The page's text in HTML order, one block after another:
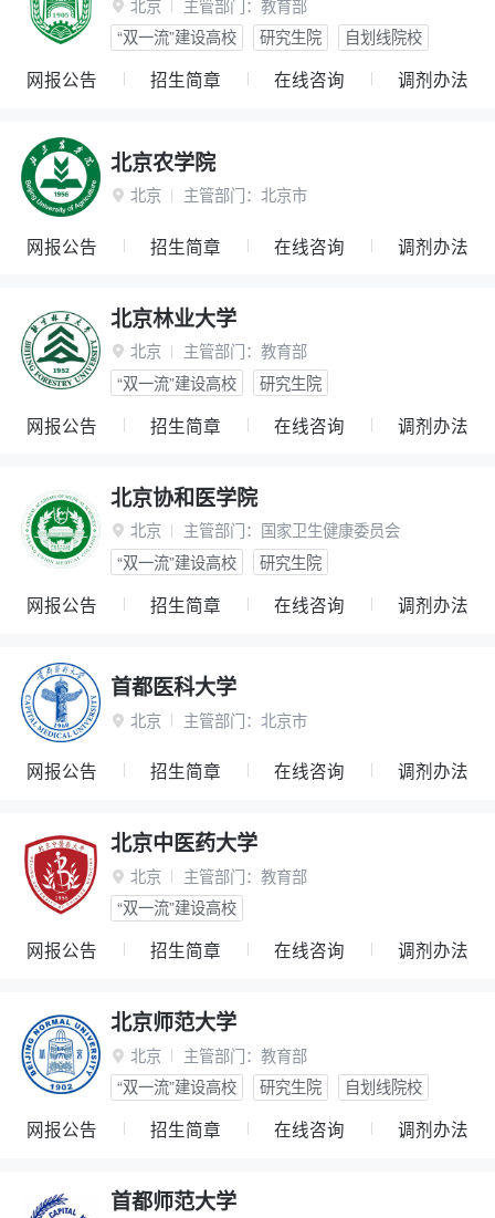
 北京 主管部门： 教育部
“双一流”建设高校
研究生院 自划线院校
网报公告 招生简章 在线咨询 调剂办法
北京农学院
 北京 主管部门： 北京市
网报公告 招生简章 在线咨询 调剂办法
北京林业大学
 北京 主管部门： 教育部
“双一流”建设高校
研究生院
网报公告 招生简章 在线咨询 调剂办法
北京协和医学院
 北京 主管部门： 国家卫生健康委员会
“双一流”建设高校
研究生院
网报公告 招生简章 在线咨询 调剂办法
首都医科大学
 北京 主管部门： 北京市
网报公告 招生简章 在线咨询 调剂办法
北京中医药大学
 北京 主管部门： 教育部
“双一流”建设高校
网报公告 招生简章 在线咨询 调剂办法
北京师范大学
 北京 主管部门： 教育部
“双一流”建设高校
研究生院 自划线院校
网报公告 招生简章 在线咨询 调剂办法
首都师范大学